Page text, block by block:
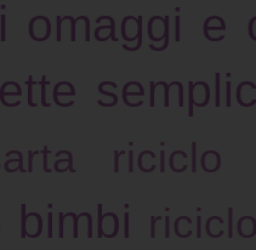
omaggi e
riciclo
bimbi